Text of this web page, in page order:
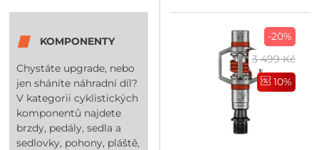
KOMPONENTY
Chystáte upgrade, nebo
jen sháníte náhradní díl?
V kategorii cyklistických
komponentů najdete
brzdy, pedály, sedla a
sedlovky, pohony, pláště,
-20%
3 499 Kč
10%